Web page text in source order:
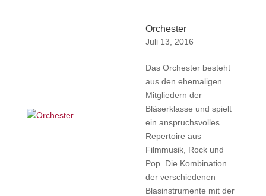
Orchester
Juli 13, 2016
Das Orchester besteht
aus den ehemaligen
Mitgliedern der
Bläserklasse und spielt
ein anspruchsvolles
Repertoire aus
Filmmusik, Rock und
Pop. Die Kombination
der verschiedenen
Blasinstrumente mit der